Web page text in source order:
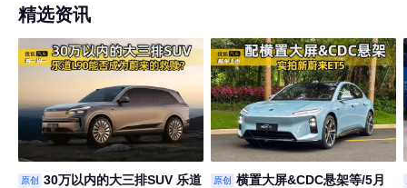
精选资讯
原创
30万以内的大三排SUV 乐道
原创
横置大屏&CDC悬架等/5月